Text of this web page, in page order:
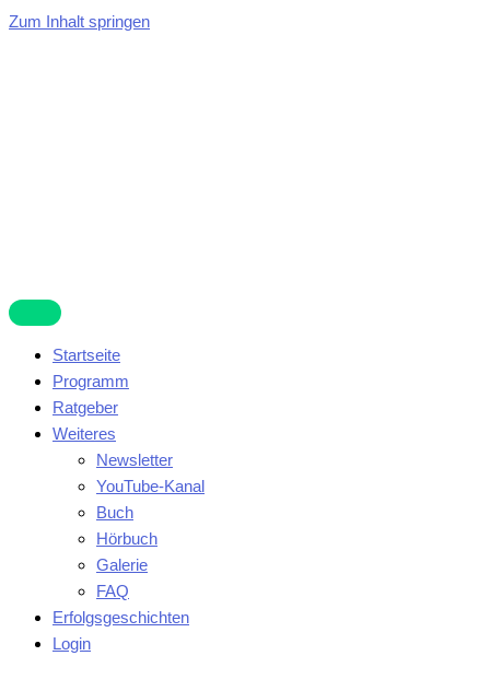
Zum Inhalt springen
Startseite
Programm
Ratgeber
Weiteres
Newsletter
YouTube-Kanal
Buch
Hörbuch
Galerie
FAQ
Erfolgsgeschichten
Login